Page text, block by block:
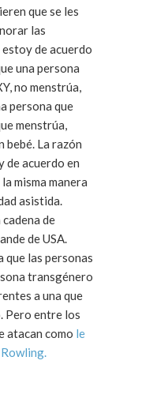
que se les
las
de acuerdo
una persona
no menstrúa,
menstrúa,
bebé. La razón
de acuerdo en
misma manera
asistida.
de
de USA.
que las personas
transgénero
a una que
Pero entre los
atacan como le